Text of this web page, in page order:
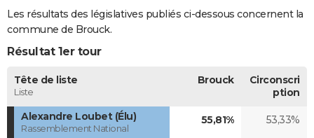
Les résultats des législatives publiés ci-dessous concernent la
commune de Brouck.
Résultat 1er tour
Tête de liste
Liste
Brouck
Circonscri
ption
Alexandre Loubet (Élu)
Rassemblement National
55,81% 53,33%